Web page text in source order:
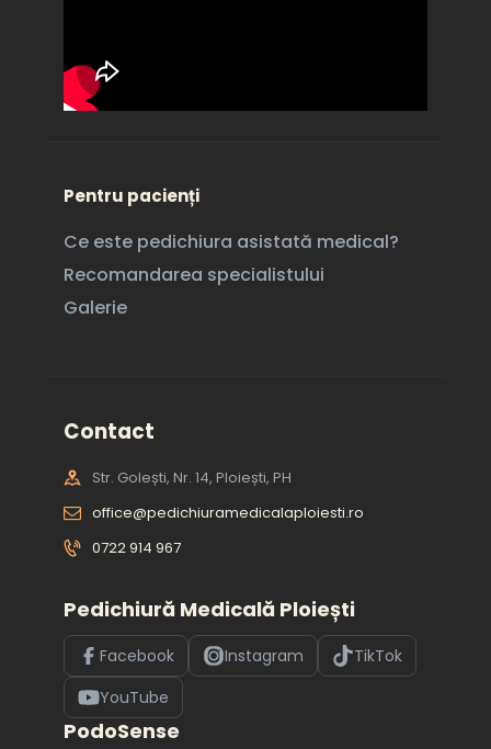
Pentru pacienți
Ce este pedichiura asistată medical?
Recomandarea specialistului
Galerie
Contact
Str. Golești, Nr. 14, Ploiești, PH
office@pedichiuramedicalaploiesti.ro
0722 914 967
Pedichiură Medicală Ploiești
Facebook Instagram
TikTok
YouTube
PodoSense